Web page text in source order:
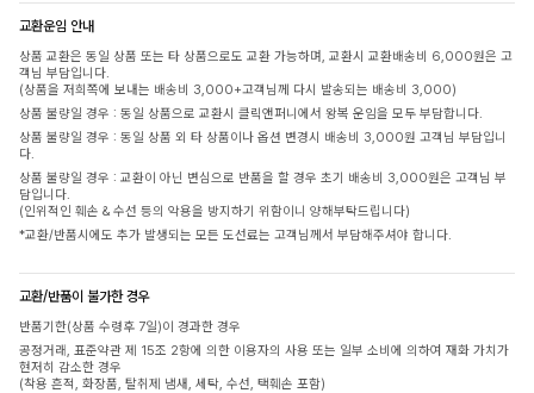
교환운임 안내
상품 교환은 동일 상품 또는 타 상품으로도 교환 가능하며, 교환시 교환배송비 6,000원은 고
객님 부담입니다.
(상품을 저희쪽에 보내는 배송비 3,000+고객님께 다시 발송되는 배송비 3,000)
상품 불량일 경우 : 동일 상품으로 교환시 클릭앤퍼니에서 왕복 운임을 모두 부담합니다.
상품 불량일 경우 : 동일 상품 외 타 상품이나 옵션 변경시 배송비 3,000원 고객님 부담입니
다.
상품 불량일 경우 : 교환이 아닌 변심으로 반품을 할 경우 초기 배송비 3,000원은 고객님 부
담입니다.
(인위적인 훼손 & 수선 등의 악용을 방지하기 위함이니 양해부탁드립니다)
*교환/반품시에도 추가 발생되는 모든 도선료는 고객님께서 부담해주셔야 합니다.
교환/반품이 불가한 경우
반품기한(상품 수령후 7일)이 경과한 경우
공정거래, 표준약관 제 15조 2항에 의한 이용자의 사용 또는 일부 소비에 의하여 재화 가치가
현저히 감소한 경우
(착용 흔적, 화장품, 탈취제 냄새, 세탁, 수선, 택훼손 포함)